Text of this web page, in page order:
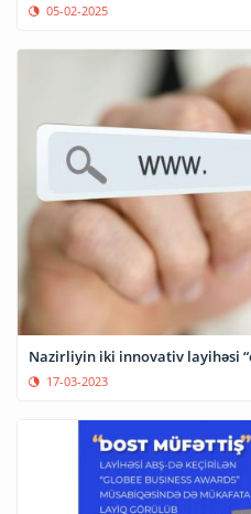
05-02-2025
Nazirliyin iki innovativ layihəsi
17-03-2023